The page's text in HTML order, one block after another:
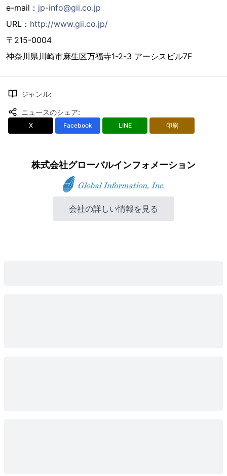
e-mail： jp-info@gii.co.jp
URL： http://www.gii.co.jp/
〒215-0004
神奈川県川崎市麻生区万福寺1-2-3 アーシスビル7F
ジャンル:
ニュースのシェア:
X Facebook LINE 印刷
株式会社グローバルインフォメーション
会社の詳しい情報を見る